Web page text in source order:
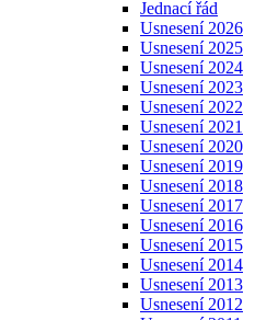
Jednací řád
Usnesení 2026
Usnesení 2025
Usnesení 2024
Usnesení 2023
Usnesení 2022
Usnesení 2021
Usnesení 2020
Usnesení 2019
Usnesení 2018
Usnesení 2017
Usnesení 2016
Usnesení 2015
Usnesení 2014
Usnesení 2013
Usnesení 2012